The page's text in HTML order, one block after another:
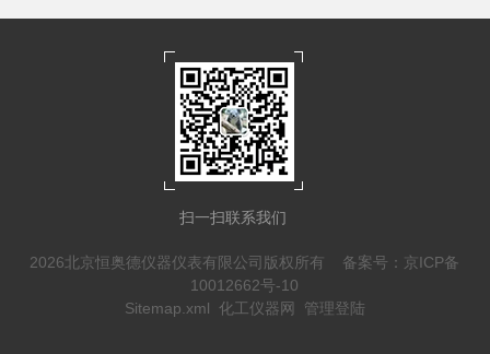
扫一扫联系我们
2026北京恒奥德仪器仪表有限公司版权所有 备案号：京ICP备
10012662号-10
Sitemap.xml 化工仪器网 管理登陆